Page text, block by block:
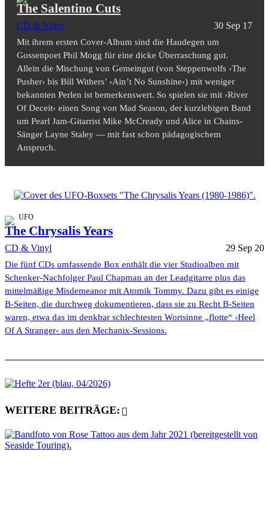
The Salentino Cuts
CD & Vinyl 30 Sep 17
Mit ihrem ersten Cover-Album sind die Haudegen um
Gossenpoet Phil Mogg für eine dicke Überraschung gut.
Allein die Mischung von Gemeingut (von Steppenwolfs ›The
Pusher‹ bis Bill Withers’ ›Ain’t No Sunshine‹) mit weniger
bekannten Perlen ist bemerkenswert. So spielen sie mit ›River
Of Deceit‹ einen Song von Mad Season, der kurzlebigen Band
um Pearl Jam-Gitarrist Mike McCready und Alice in Chains-
Sänger Layne Staley — mit fast schon pädagogischem
Anspruch.
UFO
The Chrysalis Years
CD & Vinyl 29 Sep 20
Die fünf CDs umfassende Box enthält die vier Studioalben mit
Schenker-Nachfolger Paul Chapman an der Leadgitarre plus das
mittelmäßige Misdemeanor mit Atomik Tommy. Dazu gibt es einige
B-Seiten, die durchweg dokumentieren, dass sie zu Recht B-Seiten
waren, etwa das im denkbar schlechtesten Wortsinne „flotte“ ›Heel
Of A Stranger‹ aus den Mechanix-Sessions.
WEITERE BEITRÄGE: